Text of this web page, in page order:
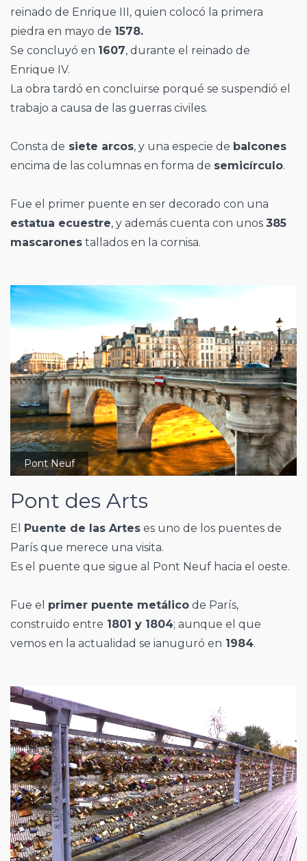
reinado de Enrique III, quien colocó la primera
piedra en mayo de 1578.
Se concluyó en 1607, durante el reinado de
Enrique IV.
La obra tardó en concluirse porqué se suspendió el
trabajo a causa de las guerras civiles.
Consta de siete arcos, y una especie de balcones
encima de las columnas en forma de semicírculo.
Fue el primer puente en ser decorado con una
estatua ecuestre, y además cuenta con unos 385
mascarones tallados en la cornisa.
Pont Neuf
Pont des Arts
El Puente de las Artes es uno de los puentes de
París que merece una visita.
Es el puente que sigue al Pont Neuf hacia el oeste.
Fue el primer puente metálico de París,
construido entre 1801 y 1804; aunque el que
vemos en la actualidad se ianuguró en 1984.